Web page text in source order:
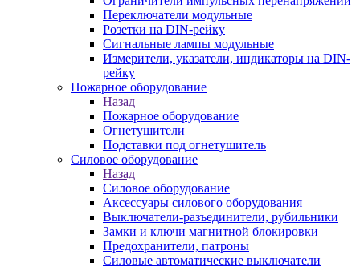
Переключатели модульные
Розетки на DIN-рейку
Сигнальные лампы модульные
Измерители, указатели, индикаторы на DIN-
рейку
Пожарное оборудование
Назад
Пожарное оборудование
Огнетушители
Подставки под огнетушитель
Силовое оборудование
Назад
Силовое оборудование
Аксессуары силового оборудования
Выключатели-разъединители, рубильники
Замки и ключи магнитной блокировки
Предохранители, патроны
Силовые автоматические выключатели